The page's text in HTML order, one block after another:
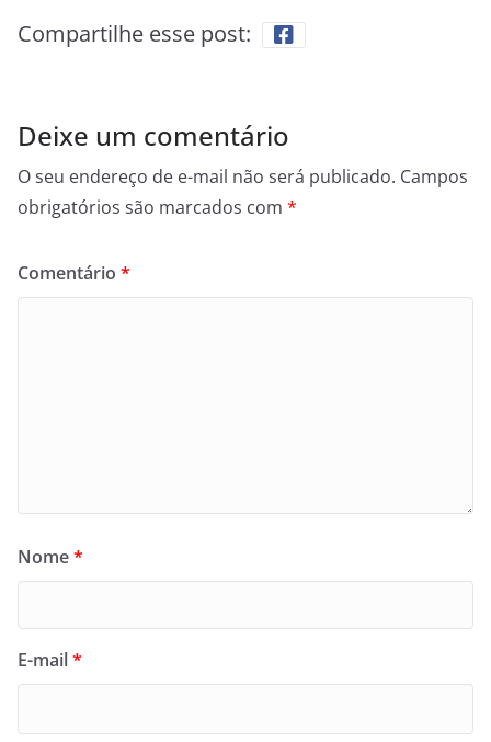
Compartilhe esse post:
Deixe um comentário
O seu endereço de e-mail não será publicado. Campos
obrigatórios são marcados com *
Comentário *
Nome*
E-mail*